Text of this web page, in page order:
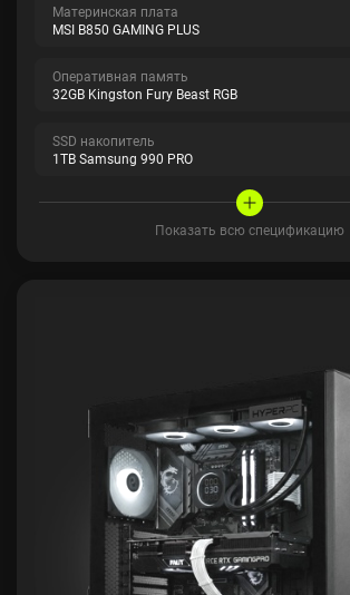
Материнская плата
MSI B850 GAMING PLUS
Оперативная память
32GB Kingston Fury Beast RGB
SSD накопитель
1TB Samsung 990 PRO
Показать всю спецификацию